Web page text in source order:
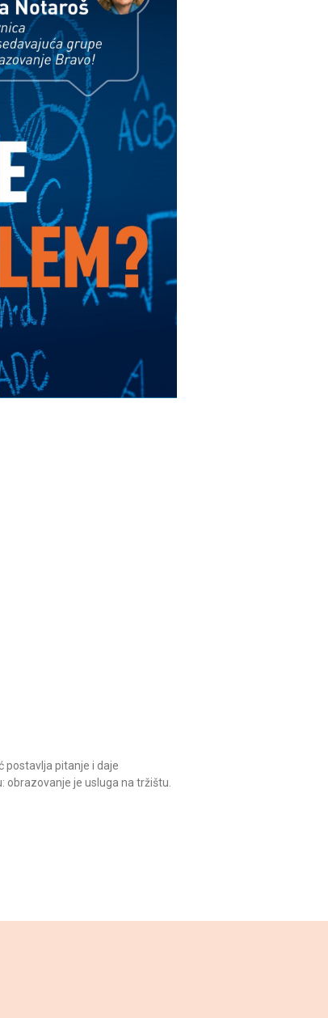
postavlja pitanje i daje
obrazovanje je usluga na tržištu.